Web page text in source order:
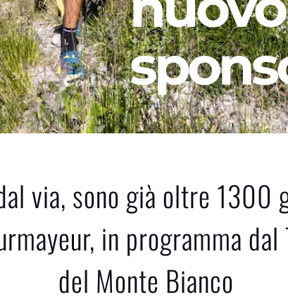
via, sono già oltre
, in programma
del Monte Bianco